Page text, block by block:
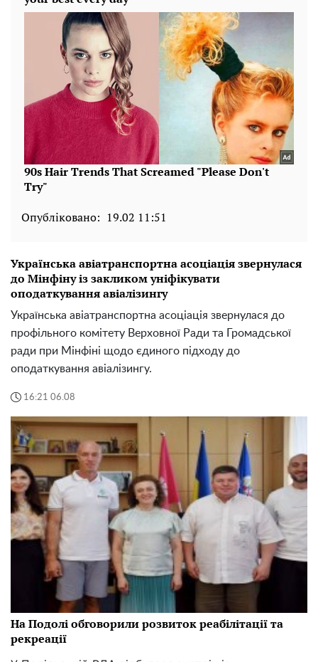
Опубліковано: 19.02 11:51
Українська авіатранспортна асоціація звернулася
до Мінфіну із закликом уніфікувати
оподаткування авіалізингу
Українська авіатранспортна асоціація звернулася до
профільного комітету Верховної Ради та Громадської
ради при Мінфіні щодо єдиного підходу до
оподаткування авіалізингу.
16:21 06.08
На Подолі обговорили розвиток реабілітації та
рекреації